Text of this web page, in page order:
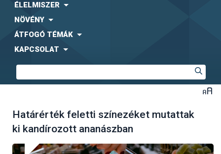
ÉLELMISZER
NÖVÉNY
ÁTFOGÓ TÉMÁK
KAPCSOLAT
Határérték feletti színezéket mutattak
ki kandírozott ananászban